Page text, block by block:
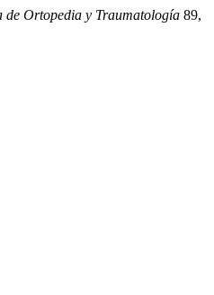
de Ortopedia y Traumatología 89,